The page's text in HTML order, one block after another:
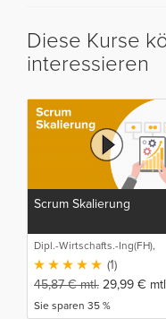
Diese Kurse
interessieren
Scrum Skalierung
Dipl.-Wirtschafts.-Ing(FH),
M.Sc. Sebastian Schneider
(1)
45,87€mtl. 29,99 €
Sie sparen 35 %